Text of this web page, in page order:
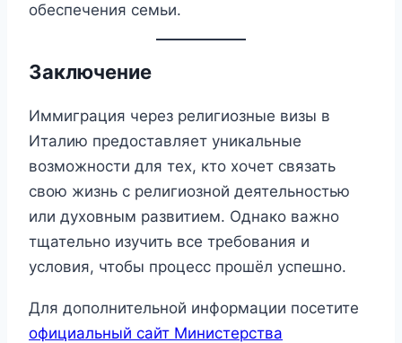
обеспечения семьи.
Заключение
Иммиграция через религиозные визы в
Италию предоставляет уникальные
возможности для тех, кто хочет связать
свою жизнь с религиозной деятельностью
или духовным развитием. Однако важно
тщательно изучить все требования и
условия, чтобы процесс прошёл успешно.
Для дополнительной информации посетите
официальный сайт Министерства